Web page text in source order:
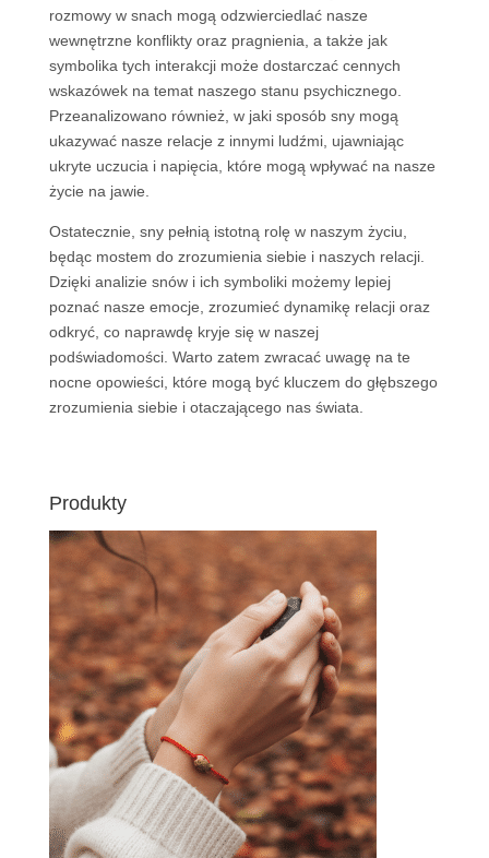
rozmowy w snach mogą odzwierciedlać nasze
wewnętrzne konflikty oraz pragnienia, a także jak
symbolika tych interakcji może dostarczać cennych
wskazówek na temat naszego stanu psychicznego.
Przeanalizowano również, w jaki sposób sny mogą
ukazywać nasze relacje z innymi ludźmi, ujawniając
ukryte uczucia i napięcia, które mogą wpływać na nasze
życie na jawie.
Ostatecznie, sny pełnią istotną rolę w naszym życiu,
będąc mostem do zrozumienia siebie i naszych relacji.
Dzięki analizie snów i ich symboliki możemy lepiej
poznać nasze emocje, zrozumieć dynamikę relacji oraz
odkryć, co naprawdę kryje się w naszej
podświadomości. Warto zatem zwracać uwagę na te
nocne opowieści, które mogą być kluczem do głębszego
zrozumienia siebie i otaczającego nas świata.
Produkty